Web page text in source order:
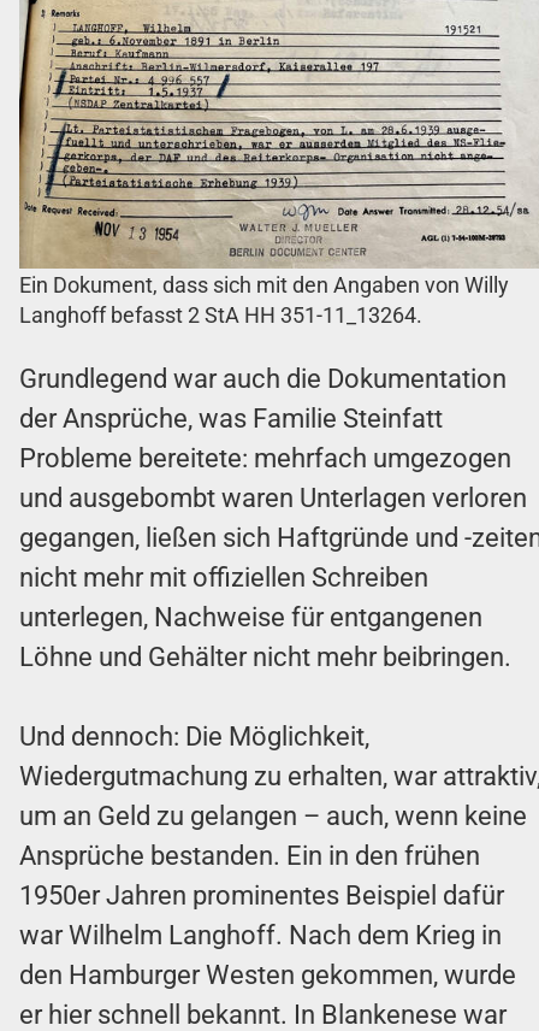
Ein Dokument, dass sich mit den Angaben von Willy
Langhoff befasst 2 StA HH 351-11_13264.
Grundlegend war auch die Dokumentation
der Ansprüche, was Familie Steinfatt
Probleme bereitete: mehrfach umgezogen
und ausgebombt waren Unterlagen verloren
gegangen, ließen sich Haftgründe und -
nicht mehr mit offiziellen Schreiben
unterlegen, Nachweise für entgangenen
Löhne und Gehälter nicht mehr beibringen.
Und dennoch: Die Möglichkeit,
Wiedergutmachung zu erhalten, war
um an Geld zu gelangen – auch, wenn keine
Ansprüche bestanden. Ein in den frühen
1950er Jahren prominentes Beispiel dafür
war Wilhelm Langhoff. Nach dem Krieg in
den Hamburger Westen gekommen, wurde
er hier schnell bekannt. In Blankenese war